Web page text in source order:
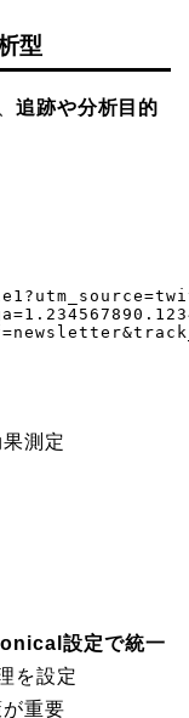
型
追跡や分析目的
測定
設定で統一
を設定
重要